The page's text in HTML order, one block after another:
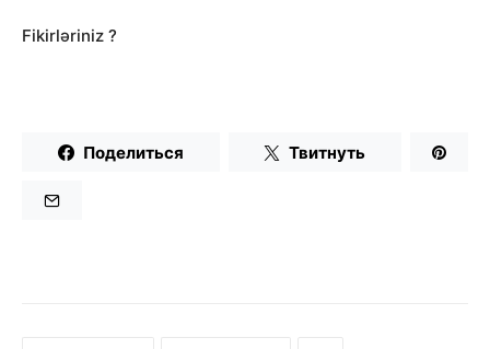
Fikirləriniz ?
Поделиться Твитнуть